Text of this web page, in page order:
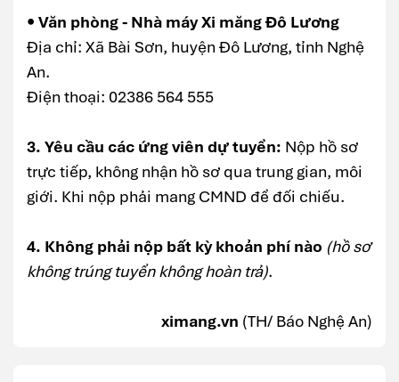
• Văn phòng - Nhà máy Xi măng Đô Lương
Địa chỉ: Xã Bài Sơn, huyện Đô Lương, tỉnh Nghệ
An.
Điện thoại: 02386 564 555
3. Yêu cầu các ứng viên dự tuyển: Nộp hồ sơ
trực tiếp, không nhận hồ sơ qua trung gian, môi
giới. Khi nộp phải mang CMND để đối chiếu.
4. Không phải nộp bất kỳ khoản phí nào (hồ sơ
không trúng tuyển không hoàn trả).
ximang.vn (TH/ Báo Nghệ An)